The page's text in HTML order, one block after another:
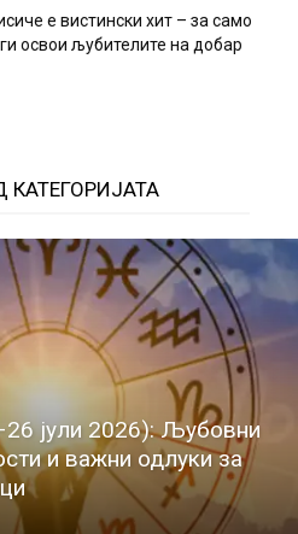
е вистински хит – за само
освои љубителите на добар
јули 2026): Љубовни
и важни одлуки за